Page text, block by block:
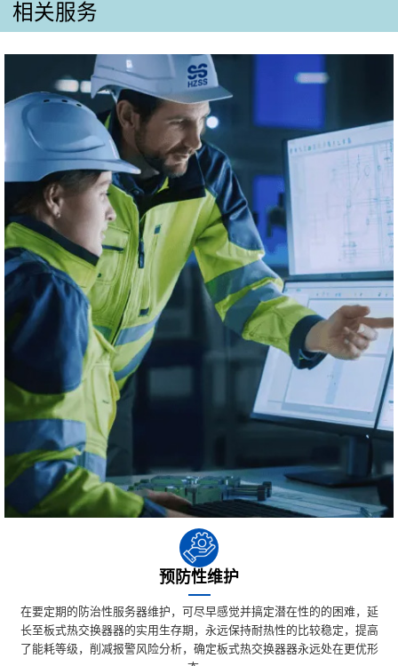
相关服务
预防性维护
在要定期的防治性服务器维护，可尽早感觉并搞定潜在性的的困难，延
长至板式热交换器器的实用生存期，永远保持耐热性的比较稳定，提高
了能耗等级，削减报警风险分析，确定板式热交换器器永远处在更优形